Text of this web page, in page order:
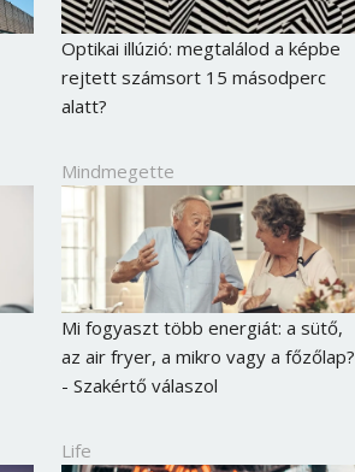
Optikai illúzió: megtalálod a képbe
rejtett számsort 15 másodperc
alatt?
Mindmegette
Mi fogyaszt több energiát: a sütő,
az air fryer, a mikro vagy a főzőlap?
- Szakértő válaszol
Life